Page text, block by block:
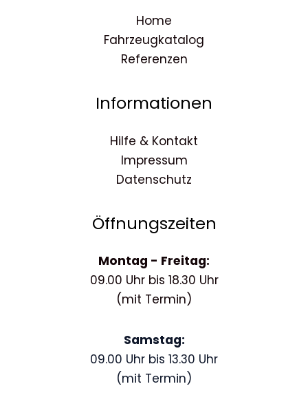
Home
Fahrzeugkatalog
Referenzen
Informationen
Hilfe & Kontakt
Impressum
Datenschutz
Öffnungszeiten
Montag - Freitag:
09.00 Uhr bis 18.30 Uhr
(mit Termin)
Samstag:
09.00 Uhr bis 13.30 Uhr
(mit Termin)